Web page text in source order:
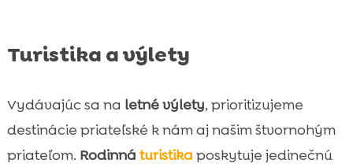
Turistika a výlety
Vydávajúc sa na letné výlety, prioritizujeme
destinácie priateľské k nám aj našim štvornohým
priateľom. Rodinná turistika poskytuje jedinečnú